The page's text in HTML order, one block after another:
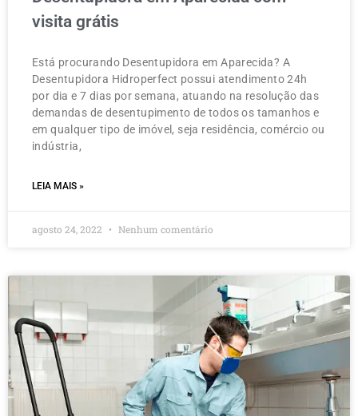
visita grátis
Está procurando Desentupidora em Aparecida? A
Desentupidora Hidroperfect possui atendimento 24h
por dia e 7 dias por semana, atuando na resolução das
demandas de desentupimento de todos os tamanhos e
em qualquer tipo de imóvel, seja residência, comércio ou
indústria,
LEIA MAIS »
agosto 24, 2022 Nenhum comentário